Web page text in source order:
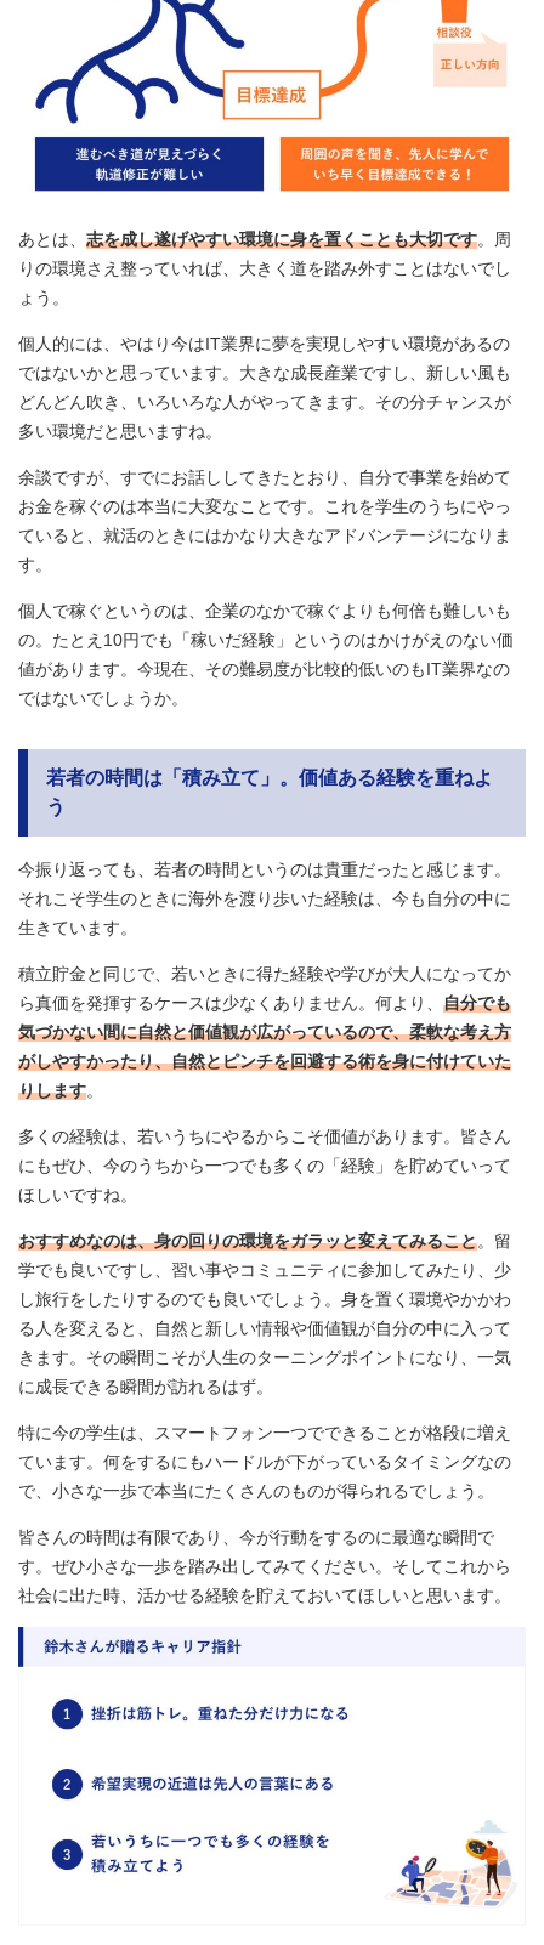
あとは、 志を成し遂げやすい環境に身を置くことも大切です。周
りの環境さえ整っていれば、大きく道を踏み外すことはないでし
ょう。
個人的には、やはり今はIT業界に夢を実現しやすい環境があるの
ではないかと思っています。大きな成長産業ですし、新しい風も
どんどん吹き、いろいろな人がやってきます。その分チャンスが
多い環境だと思いますね。
余談ですが、すでにお話ししてきたとおり、自分で事業を始めて
お金を稼ぐのは本当に大変なことです。これを学生のうちにやっ
ていると、就活のときにはかなり大きなアドバンテージになりま
す。
個人で稼ぐというのは、企業のなかで稼ぐよりも何倍も難しいも
の。たとえ10円でも「稼いだ経験」というのはかけがえのない価
値があります。今現在、その難易度が比較的低いのもIT業界なの
ではないでしょうか。
若者の時間は「積み立て」。価値ある経験を重ねよ
う
今振り返っても、若者の時間というのは貴重だったと感じます。
それこそ学生のときに海外を渡り歩いた経験は、今も自分の中に
生きています。
積立貯金と同じで、若いときに得た経験や学びが大人になってか
ら真価を発揮するケースは少なくありません。何より、 自分でも
気づかない間に自然と価値観が広がっているので、柔軟な考え方
がしやすかったり、自然とピンチを回避する術を身に付けていた
りします。
多くの経験は、若いうちにやるからこそ価値があります。皆さん
にもぜひ、今のうちから一つでも多くの「経験」を貯めていって
ほしいですね。
おすすめなのは、身の回りの環境をガラッと変えてみること。留
学でも良いですし、習い事やコミュニティに参加してみたり、少
し旅行をしたりするのでも良いでしょう。身を置く環境やかかわ
る人を変えると、自然と新しい情報や価値観が自分の中に入って
きます。その瞬間こそが人生のターニングポイントになり、一気
に成長できる瞬間が訪れるはず。
特に今の学生は、スマートフォン一つでできることが格段に増え
ています。何をするにもハードルが下がっているタイミングなの
で、小さな一歩で本当にたくさんのものが得られるでしょう。
皆さんの時間は有限であり、今が行動をするのに最適な瞬間で
す。ぜひ小さな一歩を踏み出してみてください。そしてこれから
社会に出た時、活かせる経験を貯えておいてほしいと思います。